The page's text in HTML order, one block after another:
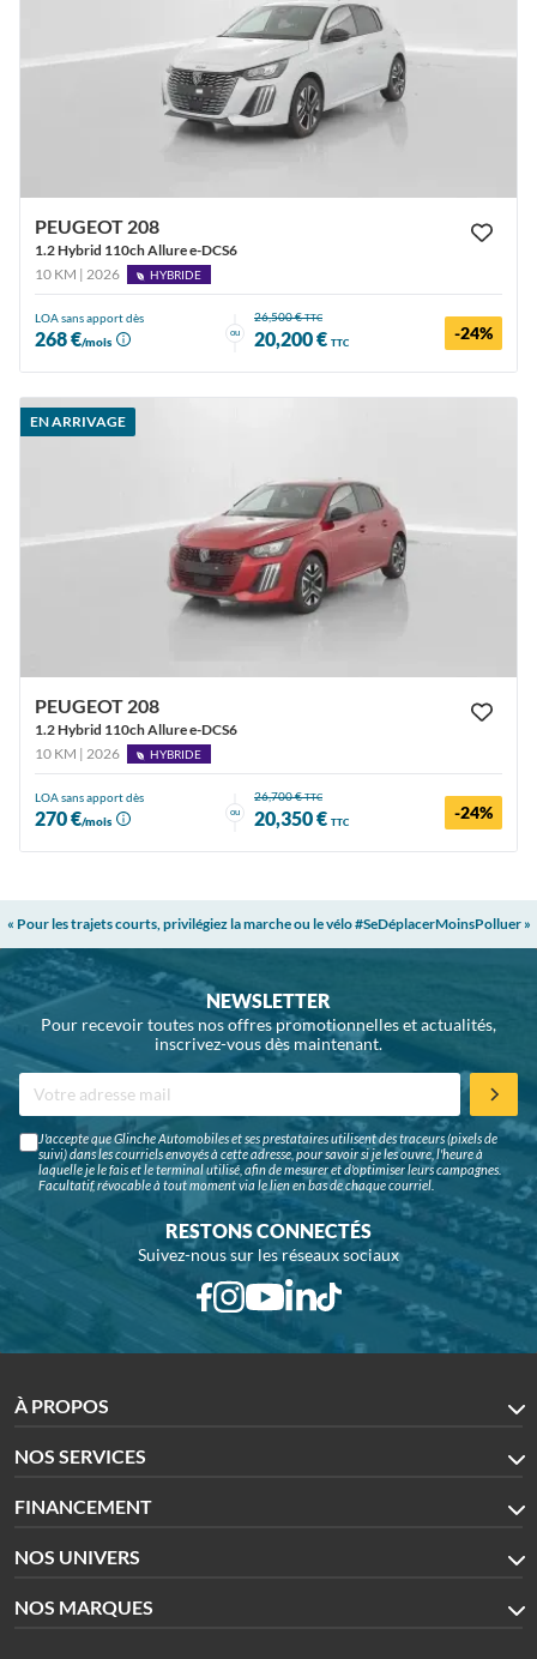
PEUGEOT 208
1.2 Hybrid 110ch Allure e-DCS6
10 KM | 2026
HYBRIDE
LOA sans apport dès
268 €/mois
ou
26,500 €TTC
20,200 € TTC -24%
EN ARRIVAGE
PEUGEOT 208
1.2 Hybrid 110ch Allure e-DCS6
10 KM | 2026
HYBRIDE
LOA sans apport dès
270 €/mois
ou
26,700 €TTC
20,350 € TTC -24%
« Pour les trajets courts, privilégiez la marche ou le vélo #SeDéplacerMoinsPolluer »
NEWSLETTER
Pour recevoir toutes nos offres promotionnelles et actualités,
inscrivez-vous dès maintenant.
J'accepte que Glinche Automobiles et ses prestataires utilisent des traceurs (pixels de
suivi) dans les courriels envoyés à cette adresse, pour savoir si je les ouvre, l'heure à
laquelle je le fais et le terminal utilisé, afin de mesurer et d'optimiser leurs campagnes.
Facultatif, révocable à tout moment via le lien en bas de chaque courriel.
RESTONS CONNECTÉS
Suivez-nous sur les réseaux sociaux
À PROPOS
NOS SERVICES
FINANCEMENT
NOS UNIVERS
NOS MARQUES